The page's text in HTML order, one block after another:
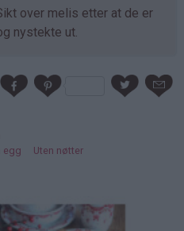
over melis etter at de er
nystekte ut.
egg Uten nøtter